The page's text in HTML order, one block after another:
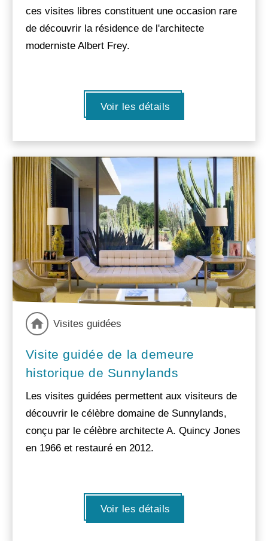
ces visites libres constituent une occasion rare
de découvrir la résidence de l'architecte
moderniste Albert Frey.
Voir les détails
Visites guidées
Visite guidée de la demeure
historique de Sunnylands
Les visites guidées permettent aux visiteurs de
découvrir le célèbre domaine de Sunnylands,
conçu par le célèbre architecte A. Quincy Jones
en 1966 et restauré en 2012.
Voir les détails